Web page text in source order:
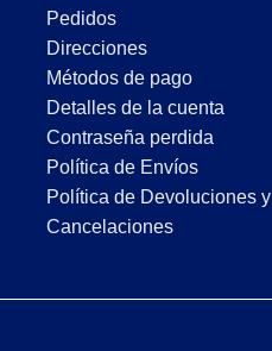
Pedidos
Direcciones
Métodos de pago
Detalles de la cuenta
Contraseña perdida
Política de Envíos
Política de Devoluciones y
Cancelaciones